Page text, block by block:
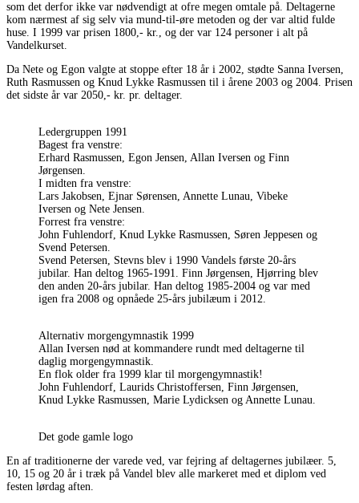
som det derfor ikke var nødvendigt at ofre megen omtale på. Deltagerne
kom nærmest af sig selv via mund-til-øre metoden og der var altid fulde
huse. I 1999 var prisen 1800,- kr., og der var 124 personer i alt på
Vandelkurset.
Da Nete og Egon valgte at stoppe efter 18 år i 2002, stødte Sanna Iversen,
Ruth Rasmussen og Knud Lykke Rasmussen til i årene 2003 og 2004. Prisen
det sidste år var 2050,- kr. pr. deltager.
Ledergruppen 1991
Bagest fra venstre:
Erhard Rasmussen, Egon Jensen, Allan Iversen og Finn
Jørgensen.
I midten fra venstre:
Lars Jakobsen, Ejnar Sørensen, Annette Lunau, Vibeke
Iversen og Nete Jensen.
Forrest fra venstre:
John Fuhlendorf, Knud Lykke Rasmussen, Søren Jeppesen og
Svend Petersen.
Svend Petersen, Stevns blev i 1990 Vandels første 20-års
jubilar. Han deltog 1965-1991. Finn Jørgensen, Hjørring blev
den anden 20-års jubilar. Han deltog 1985-2004 og var med
igen fra 2008 og opnåede 25-års jubilæum i 2012.
Alternativ morgengymnastik 1999
Allan Iversen nød at kommandere rundt med deltagerne til
daglig morgengymnastik.
En flok older fra 1999 klar til morgengymnastik!
John Fuhlendorf, Laurids Christoffersen, Finn Jørgensen,
Knud Lykke Rasmussen, Marie Lydicksen og Annette Lunau.
Det gode gamle logo
En af traditionerne der varede ved, var fejring af deltagernes jubilæer. 5,
10, 15 og 20 år i træk på Vandel blev alle markeret med et diplom ved
festen lørdag aften.